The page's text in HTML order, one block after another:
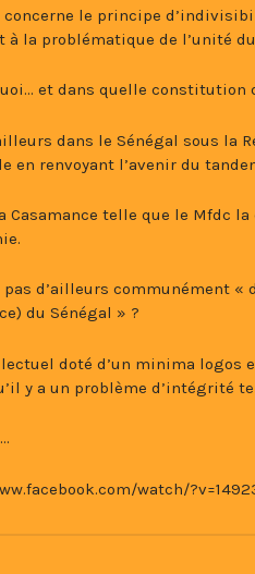
concerne le principe
à la problématique de l’unité
et dans quelle constitution
dans le Sénégal sous la
en renvoyant l’avenir du
Casamance telle que le Mfdc
pas d’ailleurs communément
du Sénégal » ?
doté d’un minima logos
y a un problème d’intégrité
watch/